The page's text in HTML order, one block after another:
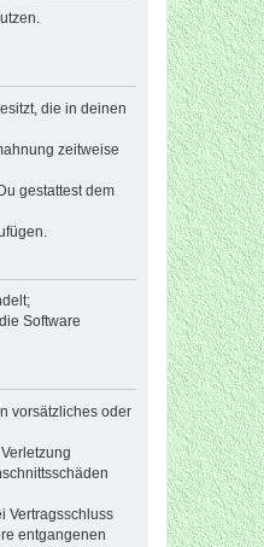
die in deinen
zeitweise
gestattest dem
Software
vorsätzliches oder
Vertragsschluss
entgangenen